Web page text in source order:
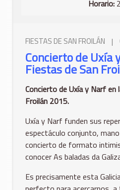
Horario:
FIESTAS DE SAN FROILÁN |
Concierto de Uxía
Fiestas de San
Concierto de Uxía y Narf en
Froilán 2015.
Uxía y Narf funden sus
espectáculo conjunto,
concierto de formato
conocer As baladas da
Es precisamente esta